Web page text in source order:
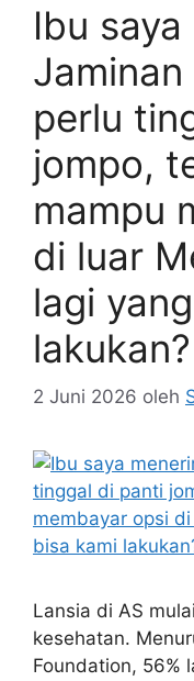
Ibu
perlu
jompo,
mampu
di luar
lagi
lakukan?
2 Juni 2026 oleh
Lansia di AS
kesehatan.
Foundation, 56%